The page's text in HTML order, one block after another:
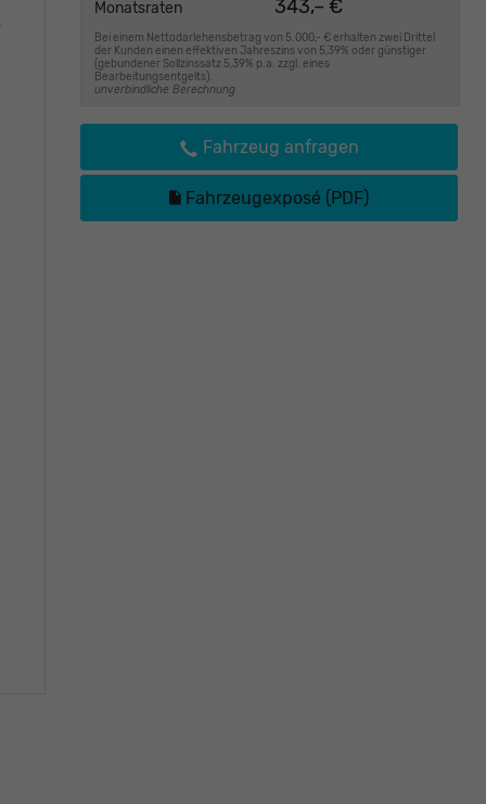
Monatsraten
343,– €
Bei einem Nettodarlehensbetrag von 5.000,- € erhalten zwei Drittel
der Kunden einen effektiven Jahreszins von 5,39% oder günstiger
(gebundener Sollzinssatz 5,39% p.a. zzgl. eines
Bearbeitungsentgelts).
unverbindliche Berechnung
Fahrzeug anfragen
Fahrzeugexposé (PDF)